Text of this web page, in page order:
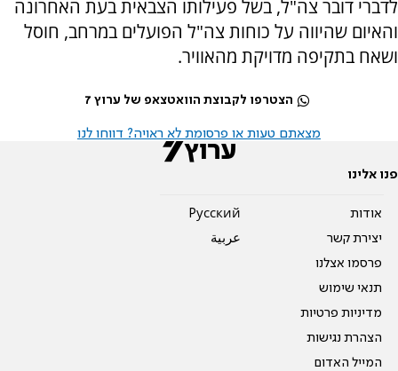
לדברי דובר צה"ל, בשל פעילותו הצבאית בעת האחרונה
והאיום שהיווה על כוחות צה"ל הפועלים במרחב, חוסל
ושאח בתקיפה מדויקת מהאוויר.
הצטרפו לקבוצת הוואטצאפ של ערוץ 7
מצאתם טעות או פרסומת לא ראויה? דווחו לנו
פנו אלינו
אודות
יצירת קשר
פרסמו אצלנו
תנאי שימוש
מדיניות פרטיות
הצהרת נגישות
המייל האדום
Pусский
عربية